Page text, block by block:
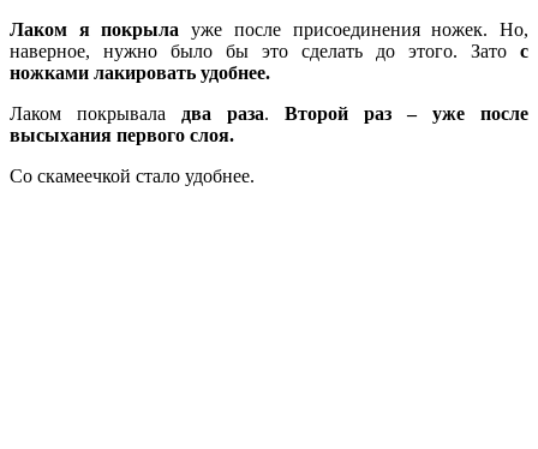
Лаком я покрыла уже после присоединения ножек. Но,
наверное, нужно было бы это сделать до этого. Зато с
ножками лакировать удобнее.
Лаком покрывала два раза. Второй раз – уже после
высыхания первого слоя.
Со скамеечкой стало удобнее.